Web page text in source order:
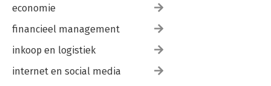
economie
financieel management
inkoop en logistiek
internet en social media